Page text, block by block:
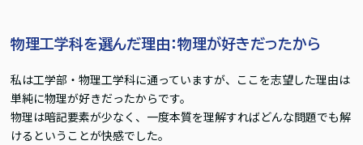
物理工学科を選んだ理由：物理が好きだったから
私は工学部・物理工学科に通っていますが、ここを志望した理由は
単純に物理が好きだったからです。
物理は暗記要素が少なく、一度本質を理解すればどんな問題でも解
けるということが快感でした。